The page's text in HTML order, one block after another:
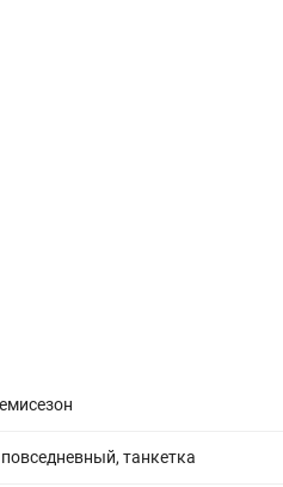
танкетка